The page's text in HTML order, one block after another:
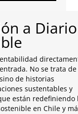
a Diario
No se trata de
de historias
sustentables y
están redefiniendo
en Chile y